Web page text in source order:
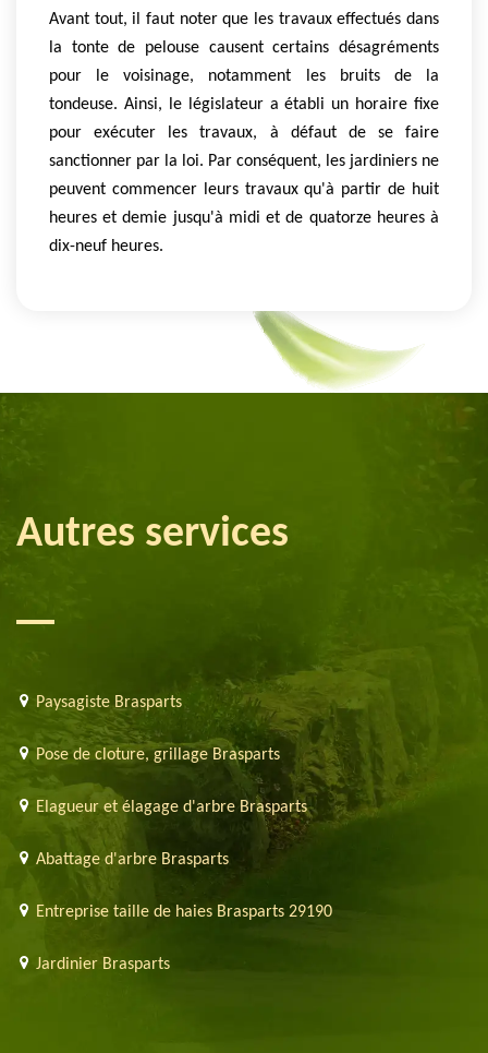
Avant tout, il faut noter que les travaux effectués dans
la tonte de pelouse causent certains désagréments
pour le voisinage, notamment les bruits de la
tondeuse. Ainsi, le législateur a établi un horaire fixe
pour exécuter les travaux, à défaut de se faire
sanctionner par la loi. Par conséquent, les jardiniers ne
peuvent commencer leurs travaux qu'à partir de huit
heures et demie jusqu'à midi et de quatorze heures à
dix-neuf heures.
Autres services
Paysagiste Brasparts
Pose de cloture, grillage Brasparts
Elagueur et élagage d'arbre Brasparts
Abattage d'arbre Brasparts
Entreprise taille de haies Brasparts 29190
Jardinier Brasparts